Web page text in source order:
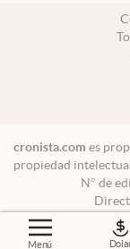
Menú
cronista.com es
propiedad
N° de